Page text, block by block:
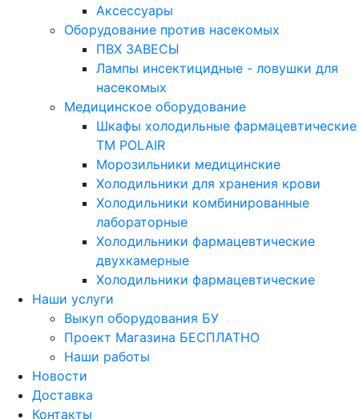
Аксессуары
Оборудование против насекомых
ПВХ ЗАВЕСЫ
Лампы инсектицидные - ловушки для
насекомых
Медицинское оборудование
Шкафы холодильные фармацевтические
ТМ POLAIR
Морозильники медицинские
Холодильники для хранения крови
Холодильники комбинированные
лабораторные
Холодильники фармацевтические
двухкамерные
Холодильники фармацевтические
Наши услуги
Выкуп оборудования БУ
Проект Магазина БЕСПЛАТНО
Наши работы
Новости
Доставка
Контакты